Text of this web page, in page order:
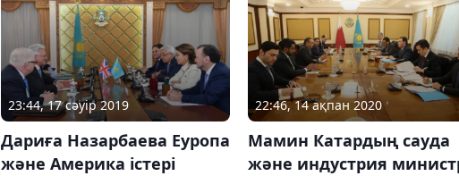
23:44, 17 сәуір 2019
Дариға Назарбаева Еуропа
және Америка істері
22:46, 14 ақпан 2020
Мамин Катардың сауда
және индустрия